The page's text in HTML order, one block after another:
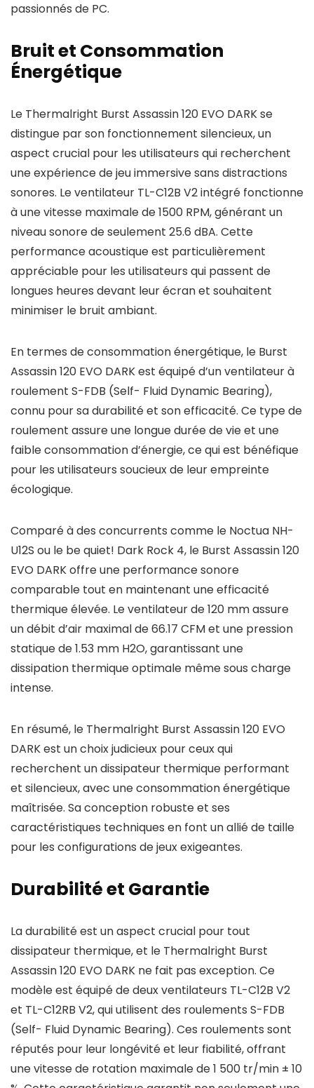
passionnés de PC.
Bruit et Consommation
Énergétique
Le Thermalright Burst Assassin 120 EVO DARK se
distingue par son fonctionnement silencieux, un
aspect crucial pour les utilisateurs qui recherchent
une expérience de jeu immersive sans distractions
sonores. Le ventilateur TL-C12B V2 intégré fonctionne
à une vitesse maximale de 1500 RPM, générant un
niveau sonore de seulement 25.6 dBA. Cette
performance acoustique est particulièrement
appréciable pour les utilisateurs qui passent de
longues heures devant leur écran et souhaitent
minimiser le bruit ambiant.
En termes de consommation énergétique, le Burst
Assassin 120 EVO DARK est équipé d’un ventilateur à
roulement S-FDB (Self- Fluid Dynamic Bearing),
connu pour sa durabilité et son efficacité. Ce type de
roulement assure une longue durée de vie et une
faible consommation d’énergie, ce qui est bénéfique
pour les utilisateurs soucieux de leur empreinte
écologique.
Comparé à des concurrents comme le Noctua NH-
U12S ou le be quiet! Dark Rock 4, le Burst Assassin 120
EVO DARK offre une performance sonore
comparable tout en maintenant une efficacité
thermique élevée. Le ventilateur de 120 mm assure
un débit d’air maximal de 66.17 CFM et une pression
statique de 1.53 mm H2O, garantissant une
dissipation thermique optimale même sous charge
intense.
En résumé, le Thermalright Burst Assassin 120 EVO
DARK est un choix judicieux pour ceux qui
recherchent un dissipateur thermique performant
et silencieux, avec une consommation énergétique
maîtrisée. Sa conception robuste et ses
caractéristiques techniques en font un allié de taille
pour les configurations de jeux exigeantes.
Durabilité et Garantie
La durabilité est un aspect crucial pour tout
dissipateur thermique, et le Thermalright Burst
Assassin 120 EVO DARK ne fait pas exception. Ce
modèle est équipé de deux ventilateurs TL-C12B V2
et TL-C12RB V2, qui utilisent des roulements S-FDB
(Self- Fluid Dynamic Bearing). Ces roulements sont
réputés pour leur longévité et leur fiabilité, offrant
une vitesse de rotation maximale de 1 500 tr/min ± 10